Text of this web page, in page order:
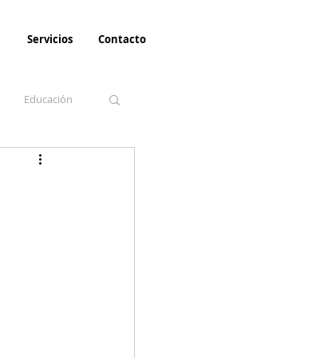
Servicios Contacto
Educación
Paz